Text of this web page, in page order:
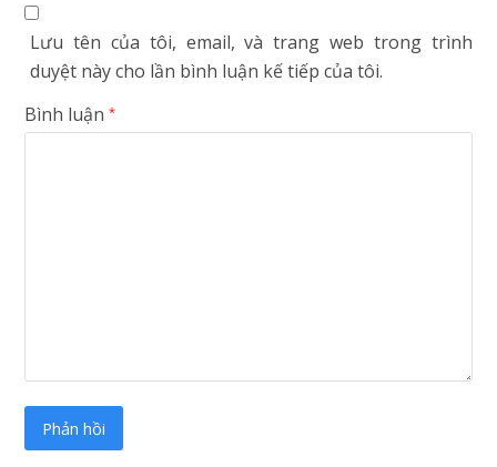
Lưu tên của tôi, email, và trang web trong trình
duyệt này cho lần bình luận kế tiếp của tôi.
Bình luận*